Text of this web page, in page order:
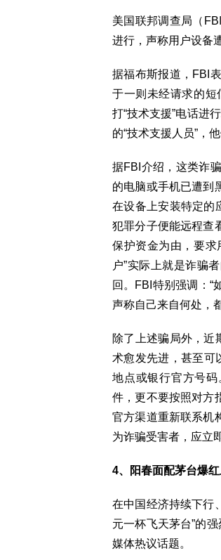
美国联邦调查局（
进行，声称用户设备
据福布斯报道，FBI
于一则未经请求的
打“技术支援”电话进
的“技术支援人员”，
据FBI介绍，这类诈
的电脑或手机已遭到
在设备上安装特定的
犯罪分子便能远程查
保护资金为由，要求
户”实际上就是诈骗
回。FBI特别强调：“
声称自己来自何处，
除了上述骗局外，近
术愈发先进，甚至可
地点或银行官方号
件，更不要按照对方
官方渠道重新联系机
为诈骗受害者，应立
4、阳春面配茅台爆
在中国经济持续下行
元一杯飞天茅台”的
媒体热议话题。